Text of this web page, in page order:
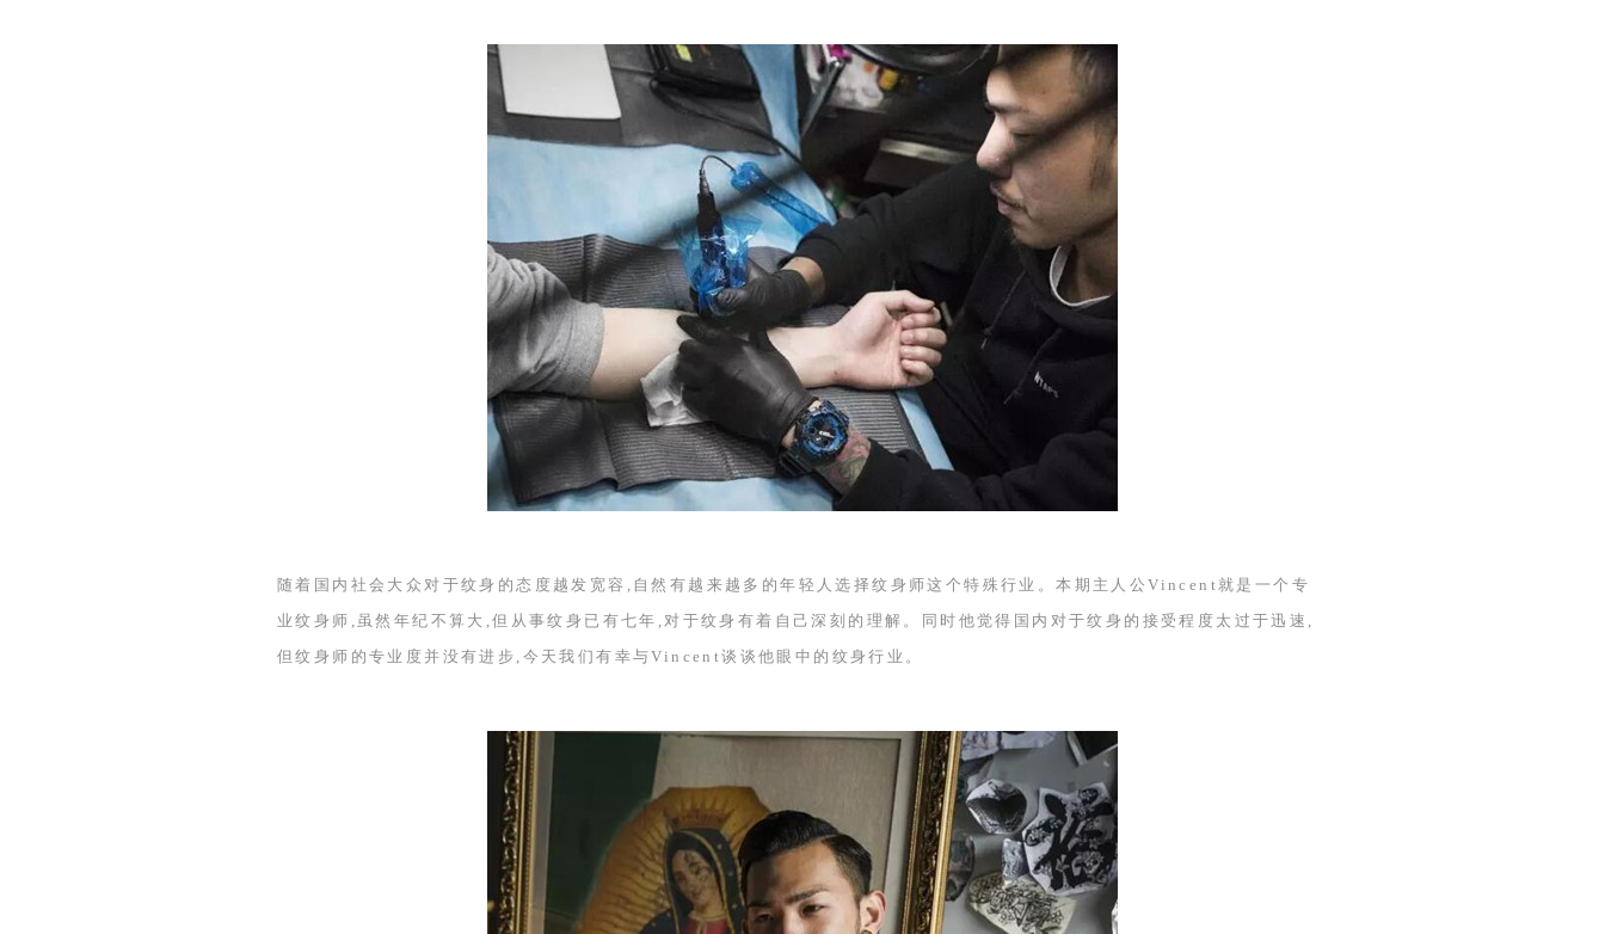
随着国内社会大众对于纹身的态度越发宽容,自然有越来越多的年轻人选择纹身师这个特殊行业。本期主人公Vincent 就是一个专
业纹身师,虽然年纪不算大,但从事纹身已有七年,对于纹身有着自己深刻的理解。同时他觉得国内对于纹身的接受程度太过于迅速,
但纹身师的专业度并没有进步,今天我们有幸与Vincent谈谈他眼中的纹身行业。